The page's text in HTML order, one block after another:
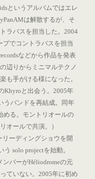
というアルバムではエレ
は解散するが、そ
ラバスを担当した。2004
プでコントラバスを担当
などから作品を発表
辺りからミニマルテクノ
も手がける様になった。
Khyroと出会う。2005年
うバンドを再結成。同年
める。モントリオールの
オールで共演。）
リーディングショウを開
solo projectを始動。
ンバーがHéliodromeの元
ていない。2005年に初め